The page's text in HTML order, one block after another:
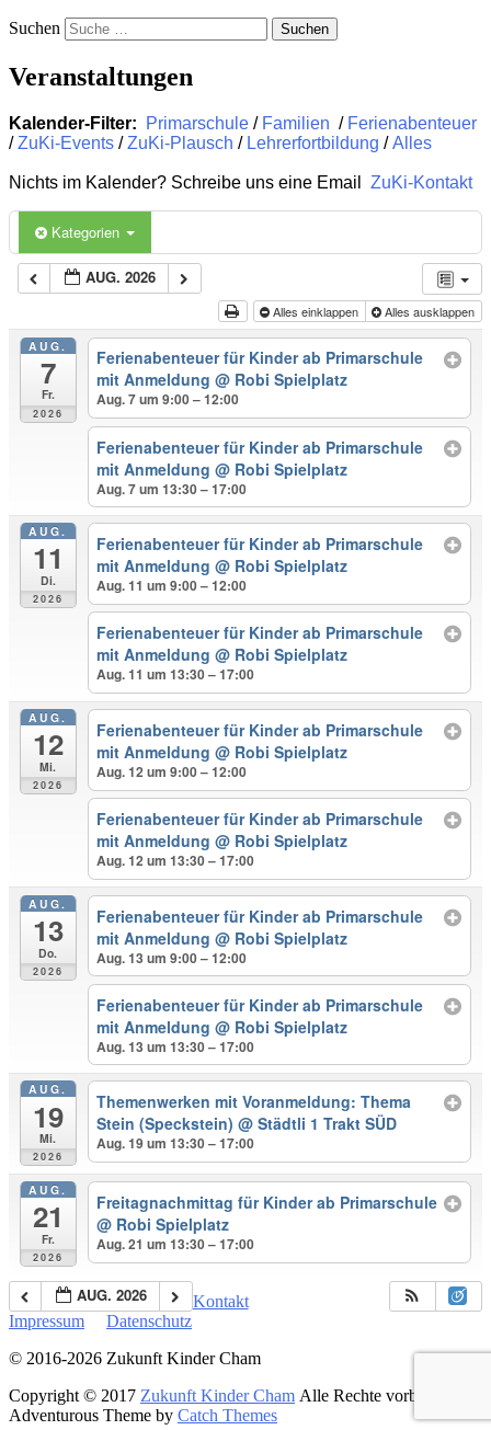
Suchen
Veranstaltungen
Kalender-Filter: Primarschule / Familien / Ferienabenteuer
/ZuKi-Events /ZuKi-Plausch / Lehrerfortbildung /Alles
Nichts im Kalender? Schreibe uns eine Email ZuKi-Kontakt
Kategorien
AUG. 2026
Alles einklappen Alles ausklappen
AUG.
7
Fr.
2026
Ferienabenteuer für Kinder ab Primarschule
mit Anmeldung@ Robi Spielplatz
Aug. 7 um 9:00 – 12:00
Ferienabenteuer für Kinder ab Primarschule
mit Anmeldung@ Robi Spielplatz
Aug. 7 um 13:30 – 17:00
AUG.
11
Di.
2026
Ferienabenteuer für Kinder ab Primarschule
mit Anmeldung@ Robi Spielplatz
Aug. 11 um 9:00 – 12:00
Ferienabenteuer für Kinder ab Primarschule
mit Anmeldung@ Robi Spielplatz
Aug. 11 um 13:30 – 17:00
AUG.
12
Mi.
2026
Ferienabenteuer für Kinder ab Primarschule
mit Anmeldung@ Robi Spielplatz
Aug. 12 um 9:00 – 12:00
Ferienabenteuer für Kinder ab Primarschule
mit Anmeldung@ Robi Spielplatz
Aug. 12 um 13:30 – 17:00
AUG.
13
Do.
2026
Ferienabenteuer für Kinder ab Primarschule
mit Anmeldung@ Robi Spielplatz
Aug. 13 um 9:00 – 12:00
Ferienabenteuer für Kinder ab Primarschule
mit Anmeldung@ Robi Spielplatz
Aug. 13 um 13:30 – 17:00
AUG.
19
Mi.
2026
Themenwerken mit Voranmeldung: Thema
Stein (Speckstein)@ Städtli 1 Trakt SÜD
Aug. 19 um 13:30 – 17:00
AUG.
21
Fr.
2026
Freitagnachmittag für Kinder ab Primarschule
@ Robi Spielplatz
Aug. 21 um 13:30 – 17:00
AUG. 2026
Kontakt
Impressum
Datenschutz
© 2016-2026 Zukunft Kinder Cham
Copyright © 2017 Zukunft Kinder Cham Alle Rechte vorbehalten.
Adventurous Theme by Catch Themes